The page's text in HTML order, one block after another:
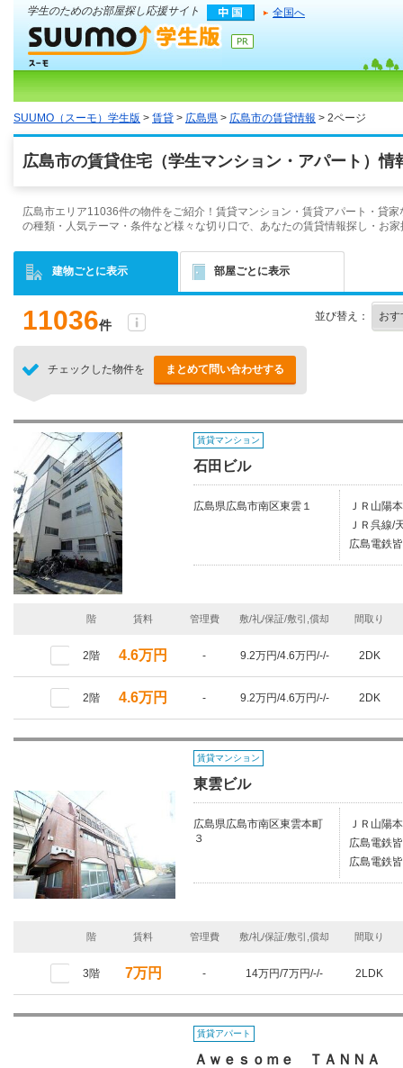
学生のためのお部屋探し応援サイト 全国へ
SUUMO（スーモ）学生版 > 賃貸 > 広島県 > 広島市の賃貸情報 > 2ページ
広島市の賃貸住宅（学生マンション・アパート）情
広島市エリア11036件の物件をご紹介！賃貸マンション・賃貸アパート・貸
の種類・人気テーマ・条件など様々な切り口で、あなたの賃貸情報探し・お
建物ごとに表示 部屋ごとに表示
11036件
並び替え：
チェックした物件を まとめて問い合わせする
賃貸マンション
石田ビル
広島県広島市南区東雲１
ＪＲ山陽
ＪＲ呉線/
広島電鉄
階 賃料 管理費 敷/礼/保証/敷引,償却 間取り
2階 4.6万円 - 9.2万円/4.6万円/-/- 2DK
2階 4.6万円 - 9.2万円/4.6万円/-/- 2DK
賃貸マンション
東雲ビル
広島県広島市南区東雲本町
３
ＪＲ山陽
広島電鉄
広島電鉄
階 賃料 管理費 敷/礼/保証/敷引,償却 間取り
3階 7万円 - 14万円/7万円/-/- 2LDK
賃貸アパート
Ａｗｅｓｏｍｅ ＴＡＮＮＡ